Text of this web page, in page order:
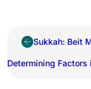
Sukkah: Beit
Determining Factors